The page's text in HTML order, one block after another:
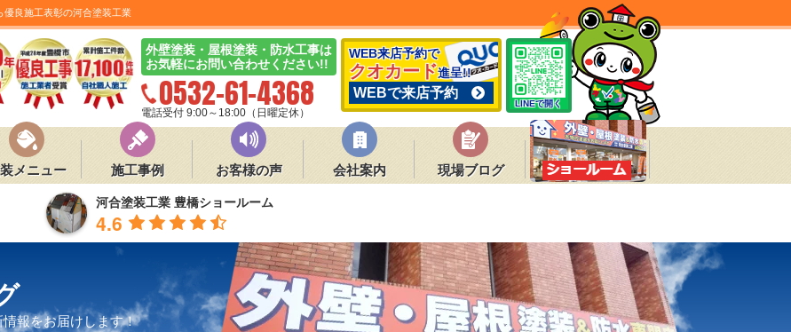
優良施工表彰の河合塗装工業
外壁塗装・屋根塗装・防水工事は
お気軽にお問い合わせください!!
0532-61-4368
電話受付 9:00～18:00（日曜定休）
WEB来店予約で
クオカード進呈!!
WEBで来店予約
LINEで開く
メニュー 施工事例 お客様の声 会社案内 現場ブログ
河合塗装工業 豊橋ショールーム
4.6
報をお届けします！